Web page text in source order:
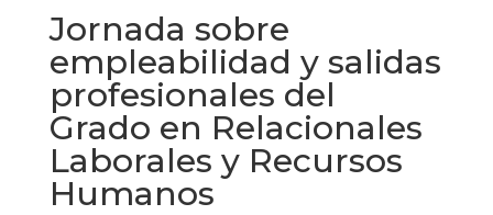
Jornada sobre
empleabilidad y salidas
profesionales del
Grado en Relacionales
Laborales y Recursos
Humanos